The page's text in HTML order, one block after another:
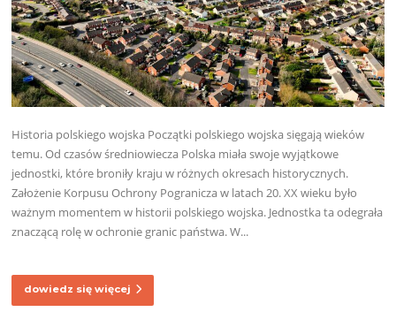
Historia polskiego wojska Początki polskiego wojska sięgają wieków
temu. Od czasów średniowiecza Polska miała swoje wyjątkowe
jednostki, które broniły kraju w różnych okresach historycznych.
Założenie Korpusu Ochrony Pogranicza w latach 20. XX wieku było
ważnym momentem w historii polskiego wojska. Jednostka ta odegrała
znaczącą rolę w ochronie granic państwa. W...
dowiedz się więcej